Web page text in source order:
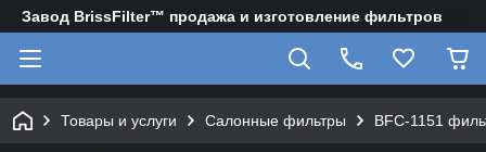
Завод BrissFilter™ продажа и изготовление фильтров
Товары и услуги Салонные фильтры BFC-1151